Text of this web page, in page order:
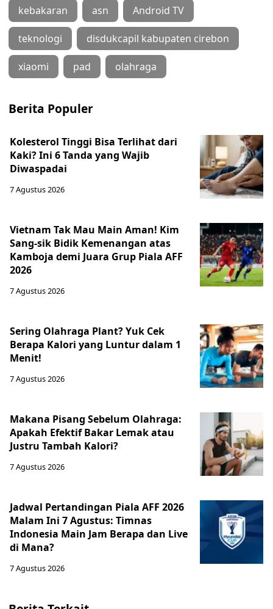
kebakaran asn Android TV
teknologi disdukcapil kabupaten cirebon
xiaomi pad olahraga
Berita Populer
Kolesterol Tinggi Bisa Terlihat dari
Kaki? Ini 6 Tanda yang Wajib
Diwaspadai
7 Agustus 2026
Vietnam Tak Mau Main Aman! Kim
Sang-sik Bidik Kemenangan atas
Kamboja demi Juara Grup Piala AFF
2026
7 Agustus 2026
Sering Olahraga Plant? Yuk Cek
Berapa Kalori yang Luntur dalam 1
Menit!
7 Agustus 2026
Makana Pisang Sebelum Olahraga:
Apakah Efektif Bakar Lemak atau
Justru Tambah Kalori?
7 Agustus 2026
Jadwal Pertandingan Piala AFF 2026
Malam Ini 7 Agustus: Timnas
Indonesia Main Jam Berapa dan Live
di Mana?
7 Agustus 2026